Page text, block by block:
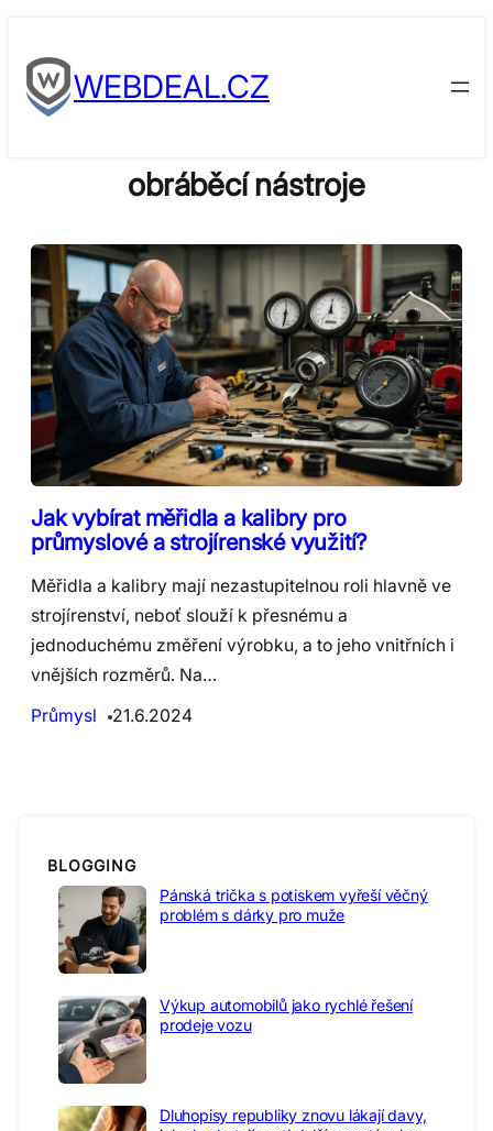
to
contentWEBDEAL.CZ
obráběcí nástroje
Jak vybírat měřidla a kalibry pro
průmyslové a strojírenské využití?
Měřidla a kalibry mají nezastupitelnou roli hlavně ve
strojírenství, neboť slouží k přesnému a
jednoduchému změření výrobku, a to jeho vnitřních i
vnějších rozměrů. Na…
Průmysl
21.6.2024
BLOGGING
Pánská trička s potiskem vyřeší věčný
problém s dárky pro muže
Výkup automobilů jako rychlé řešení
prodeje vozu
Dluhopisy republiky znovu lákají davy,